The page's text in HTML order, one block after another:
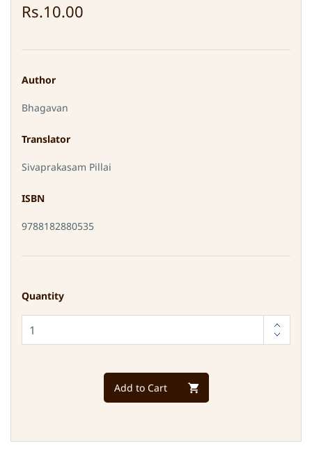
Rs.10.00
Author
Bhagavan
Translator
Sivaprakasam Pillai
ISBN
9788182880535
Quantity
Add to Cart